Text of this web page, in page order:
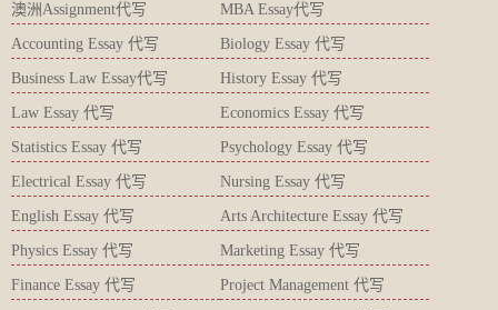
澳洲Assignment代写 MBA Essay代写
Accounting Essay 代写 Biology Essay 代写
Business Law Essay代写 History Essay 代写
Law Essay 代写 Economics Essay 代写
Statistics Essay 代写 Psychology Essay 代写
Electrical Essay 代写 Nursing Essay 代写
English Essay 代写 Arts Architecture Essay 代写
Physics Essay 代写 Marketing Essay 代写
Finance Essay 代写 Project Management 代写